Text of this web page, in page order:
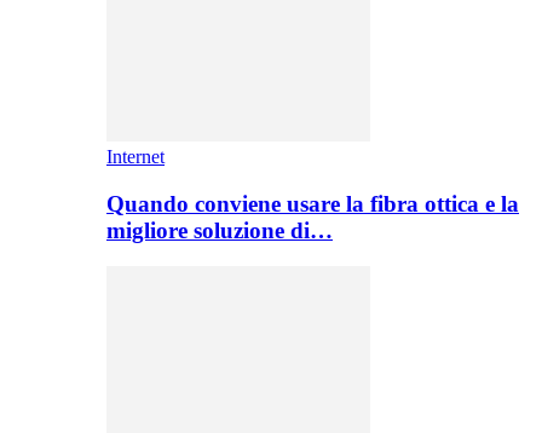
Internet
Quando conviene usare la fibra ottica e la
migliore soluzione di…